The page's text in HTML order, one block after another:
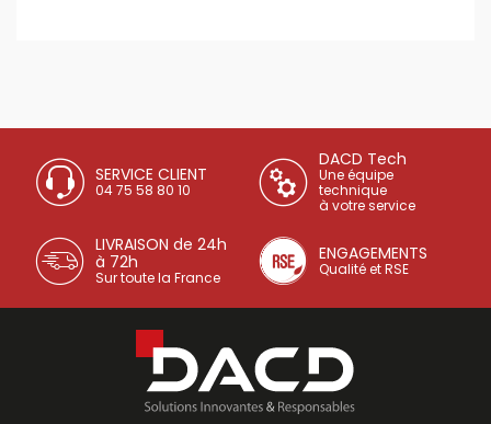
SERVICE CLIENT
04 75 58 80 10
DACD Tech
Une équipe
technique
à votre service
LIVRAISON de 24h
à 72h
Sur toute la France
ENGAGEMENTS
Qualité et RSE